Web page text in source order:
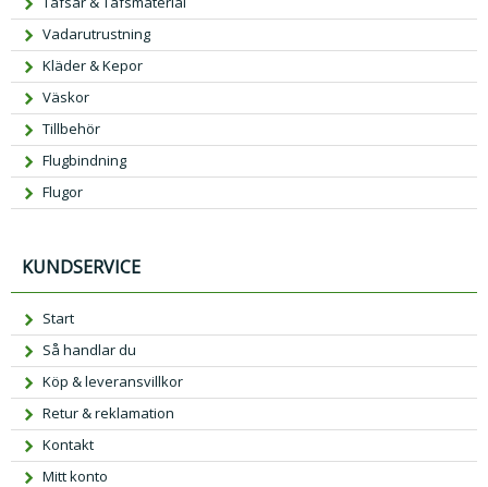
Vadarutrustning
Kläder & Kepor
Väskor
Tillbehör
Flugbindning
Flugor
KUNDSERVICE
Start
Så handlar du
Köp & leveransvillkor
Retur & reklamation
Kontakt
Mitt konto